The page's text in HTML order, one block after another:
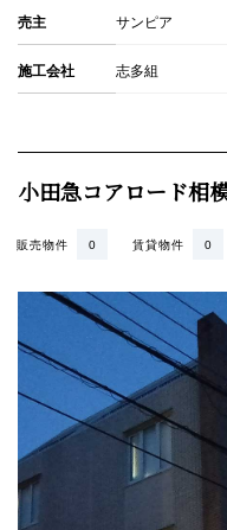
売主 サンピア
施工会社 志多組
小田急コアロード相
賃貸物件 0
販売物件 0